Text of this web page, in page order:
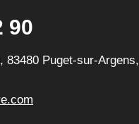
90
83480 Puget-sur-Argens,